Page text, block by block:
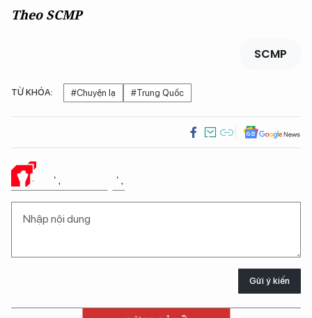
Theo SCMP
SCMP
TỪ KHÓA: #Chuyện lạ #Trung Quốc
Ý KIẾN CỦA BẠN
Gửi ý kiến